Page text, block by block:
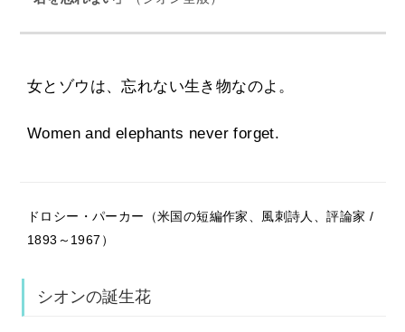
女とゾウは、忘れない生き物なのよ。
Women and elephants never forget.
ドロシー・パーカー（米国の短編作家、風刺詩人、評論家 /
1893～1967）
シオンの誕生花